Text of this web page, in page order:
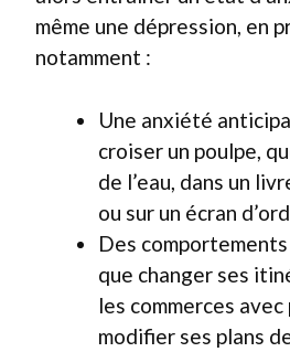
même une dépression, en
notamment :
Une anxiété
croiser un poulpe,
de l’eau, dans un
ou sur un écran
Des
que changer ses
les commerces
modifier ses plans